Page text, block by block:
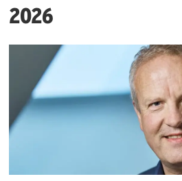
2026